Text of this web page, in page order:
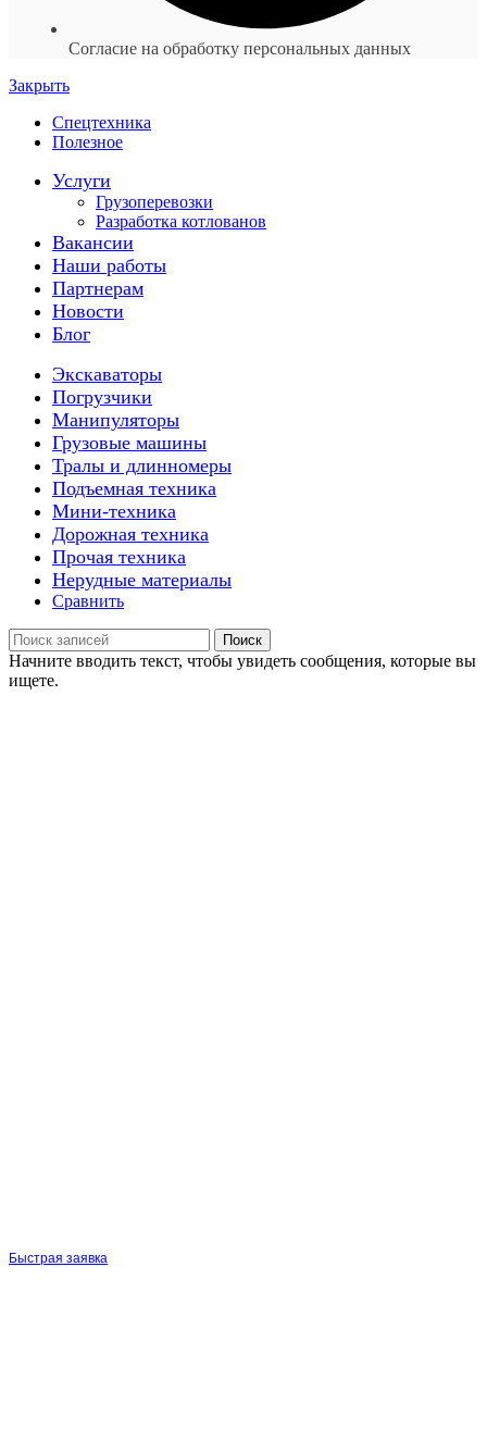
Согласие на обработку персональных данных
Закрыть
Спецтехника
Полезное
Услуги
Грузоперевозки
Разработка котлованов
Вакансии
Наши работы
Партнерам
Новости
Блог
Экскаваторы
Погрузчики
Манипуляторы
Грузовые машины
Тралы и длинномеры
Подъемная техника
Мини-техника
Дорожная техника
Прочая техника
Нерудные материалы
Сравнить
Поиск
Начните вводить текст, чтобы увидеть сообщения, которые вы
ищете.
Быстрая заявка